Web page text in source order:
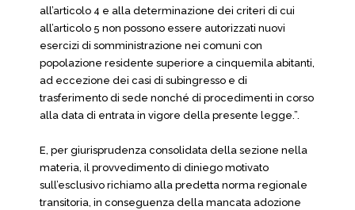
all’articolo 4 e alla determinazione dei criteri di cui
all’articolo 5 non possono essere autorizzati nuovi
esercizi di somministrazione nei comuni con
popolazione residente superiore a cinquemila abitanti,
ad eccezione dei casi di subingresso e di
trasferimento di sede nonché di procedimenti in corso
alla data di entrata in vigore della presente legge.”.
E, per giurisprudenza consolidata della sezione nella
materia, il provvedimento di diniego motivato
sull’esclusivo richiamo alla predetta norma regionale
transitoria, in conseguenza della mancata adozione